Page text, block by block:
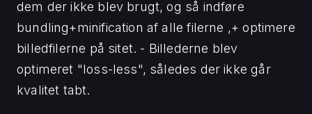
dem der ikke blev brugt, og så indføre
bundling+minification af alle filerne ,+ optimere
billedfilerne på sitet. - Billederne blev
optimeret "loss-less", således der ikke går
kvalitet tabt.